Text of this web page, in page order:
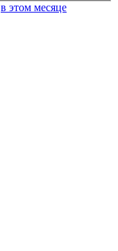
в этом месяце